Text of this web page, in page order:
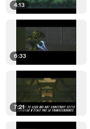
4:13
6:33
7:21